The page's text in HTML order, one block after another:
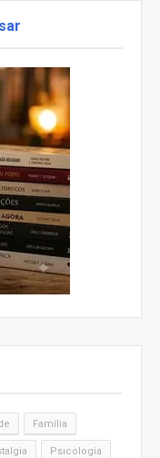
Família
Psicologia